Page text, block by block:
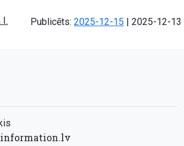
I. Publicēts: 2025-12-15 Atjaunots:
2025-12-13
information.lv